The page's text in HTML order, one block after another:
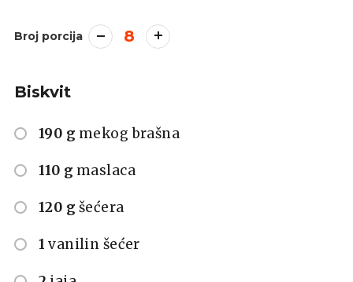
Broj porcija 8
Biskvit
190 g mekog brašna
110 g maslaca
120 g šećera
1 vanilin šećer